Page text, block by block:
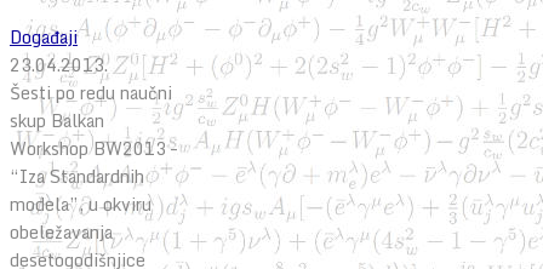
Događaji
23.04.2013.
Šesti po redu naučni
skup Balkan
Workshop BW2013 –
“Iza Standardnih
modela”, u okviru
obeležavanja
desetogodišnjice